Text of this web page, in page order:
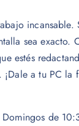
sea exacto.
estés
a tu PC la
de